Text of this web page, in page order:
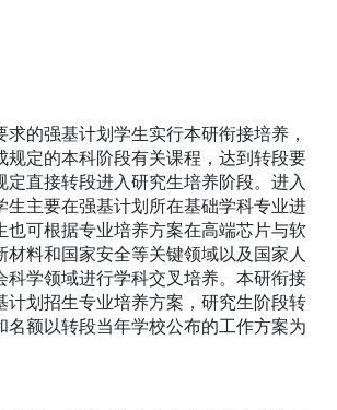
的强基计划学生实行本研衔接培养，
规定的本科阶段有关课程，达到转段要
定直接转段进入研究生培养阶段。进入
生主要在强基计划所在基础学科专业进
也可根据专业培养方案在高端芯片与软
材料和国家安全等关键领域以及国家人
科学领域进行学科交叉培养。本研衔接
计划招生专业培养方案，研究生阶段转
名额以转段当年学校公布的工作方案为